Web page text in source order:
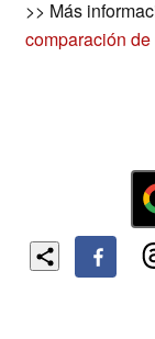
>> Más
comparación